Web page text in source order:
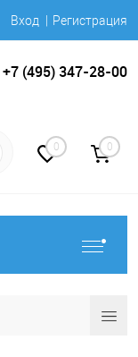
Вход Регистрация
+7 (495) 347-28-00
0 0